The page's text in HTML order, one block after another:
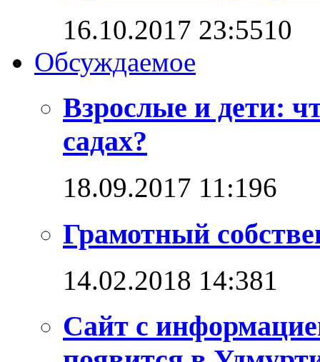
16.10.2017 23:5510
Обсуждаемое
Взрослые и дети:
садах?
18.09.2017 11:196
Грамотный
14.02.2018 14:381
Сайт с